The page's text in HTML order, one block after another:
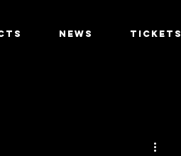
NEWS TICKETS